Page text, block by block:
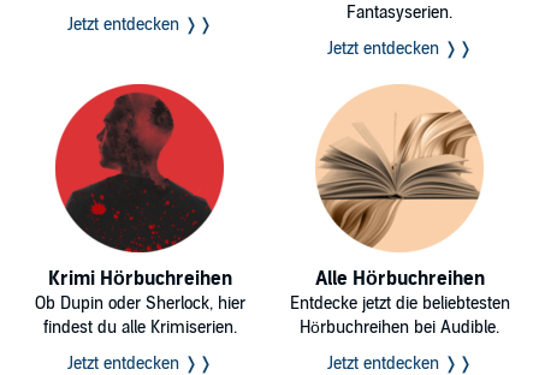
Jetzt entdecken ❭❭
Fantasyserien.
Jetzt entdecken ❭❭
Krimi Hörbuchreihen
Ob Dupin oder Sherlock, hier
findest du alle Krimiserien.
Jetzt entdecken ❭❭
Alle Hörbuchreihen
Entdecke jetzt die beliebtesten
Hörbuchreihen bei Audible.
Jetzt entdecken ❭❭